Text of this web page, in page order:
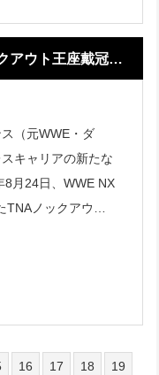
アウト王座戴冠の
（元WWE・ダ
キャリアの新たな
8月24日、WWE NX
ノックアウト
16 17 18
19